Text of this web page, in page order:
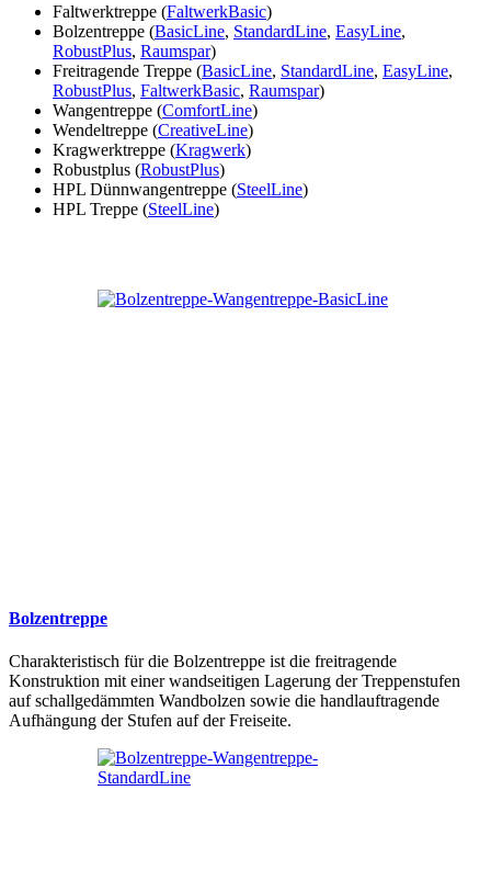
Faltwerktreppe (FaltwerkBasic)
Bolzentreppe (BasicLine, StandardLine, EasyLine,
RobustPlus, Raumspar)
Freitragende Treppe (BasicLine, StandardLine, EasyLine,
RobustPlus, FaltwerkBasic, Raumspar)
Wangentreppe (ComfortLine)
Wendeltreppe (CreativeLine)
Kragwerktreppe (Kragwerk)
Robustplus (RobustPlus)
HPL Dünnwangentreppe (SteelLine)
HPL Treppe (SteelLine)
Bolzentreppe
Charakteristisch für die Bolzentreppe ist die freitragende
Konstruktion mit einer wandseitigen Lagerung der Treppenstufen
auf schallgedämmten Wandbolzen sowie die handlauftragende
Aufhängung der Stufen auf der Freiseite.